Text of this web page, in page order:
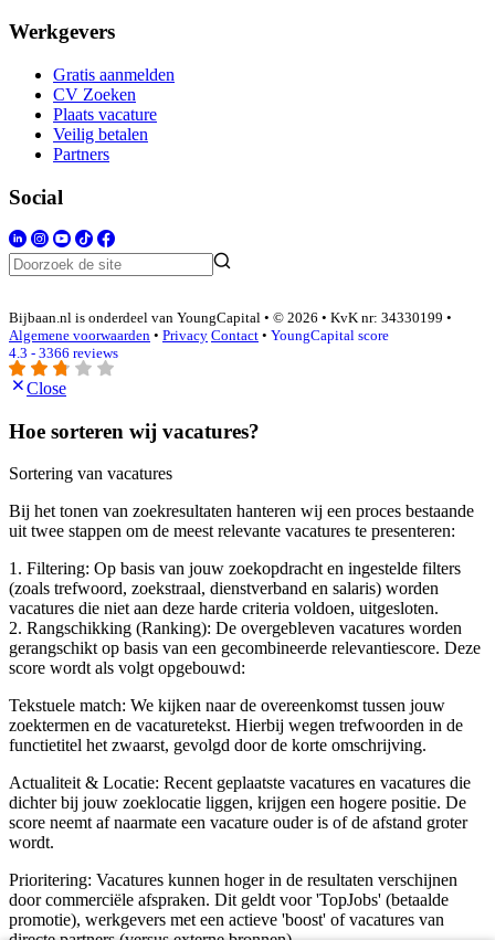
Werkgevers
Gratis aanmelden
CV Zoeken
Plaats vacature
Veilig betalen
Partners
Social
Bijbaan.nl is onderdeel van YoungCapital • © 2026 • KvK nr: 34330199 •
Algemene voorwaarden • Privacy Contact • YoungCapital score
4.3 - 3366 reviews
Close
Hoe sorteren wij vacatures?
Sortering van vacatures
Bij het tonen van zoekresultaten hanteren wij een proces bestaande
uit twee stappen om de meest relevante vacatures te presenteren:
1. Filtering: Op basis van jouw zoekopdracht en ingestelde filters
(zoals trefwoord, zoekstraal, dienstverband en salaris) worden
vacatures die niet aan deze harde criteria voldoen, uitgesloten.
2. Rangschikking (Ranking): De overgebleven vacatures worden
gerangschikt op basis van een gecombineerde relevantiescore. Deze
score wordt als volgt opgebouwd:
Tekstuele match: We kijken naar de overeenkomst tussen jouw
zoektermen en de vacaturetekst. Hierbij wegen trefwoorden in de
functietitel het zwaarst, gevolgd door de korte omschrijving.
Actualiteit & Locatie: Recent geplaatste vacatures en vacatures die
dichter bij jouw zoeklocatie liggen, krijgen een hogere positie. De
score neemt af naarmate een vacature ouder is of de afstand groter
wordt.
Prioritering: Vacatures kunnen hoger in de resultaten verschijnen
door commerciële afspraken. Dit geldt voor 'TopJobs' (betaalde
promotie), werkgevers met een actieve 'boost' of vacatures van
directe partners (versus externe bronnen).